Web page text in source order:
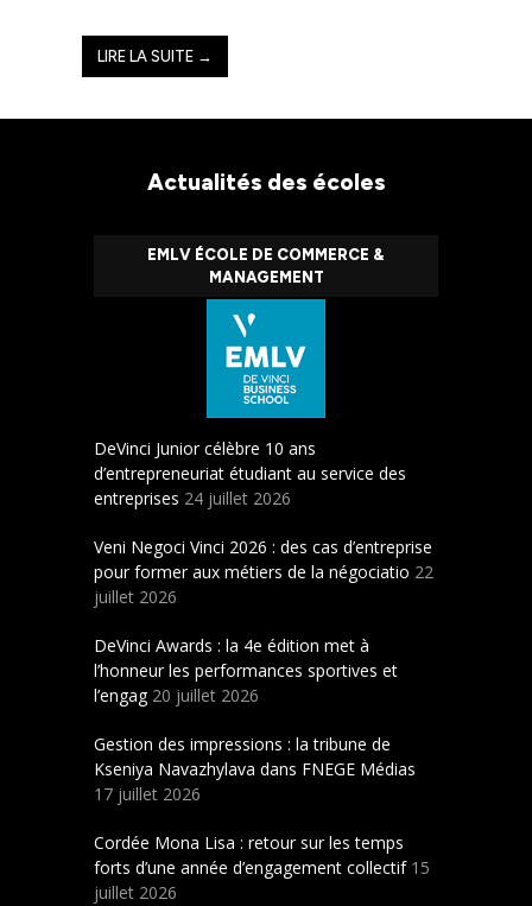
LIRE LA SUITE →
Actualités des écoles
EMLV ÉCOLE DE COMMERCE &
MANAGEMENT
DeVinci Junior célèbre 10 ans
d’entrepreneuriat étudiant au service des
entreprises 24 juillet 2026
Veni Negoci Vinci 2026 : des cas d’entreprise
pour former aux métiers de la négociatio 22
juillet 2026
DeVinci Awards : la 4e édition met à
l’honneur les performances sportives et
l’engag 20 juillet 2026
Gestion des impressions : la tribune de
Kseniya Navazhylava dans FNEGE Médias
17 juillet 2026
Cordée Mona Lisa : retour sur les temps
forts d’une année d’engagement collectif 15
juillet 2026